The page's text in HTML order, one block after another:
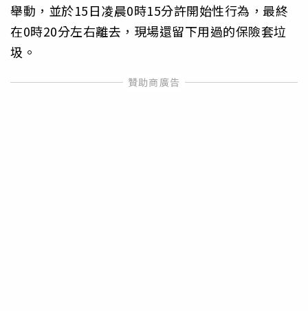
舉動，並於15日凌晨0時15分許開始性行為，最終
在0時20分左右離去，現場還留下用過的保險套垃
圾。